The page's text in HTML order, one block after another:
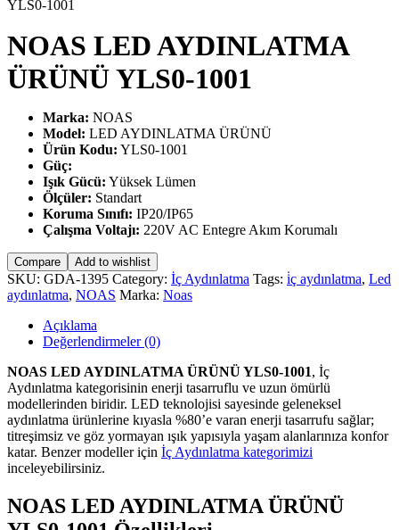
YLS0-1001
NOAS LED AYDINLATMA
ÜRÜNÜ YLS0-1001
Marka: NOAS
Model: LED AYDINLATMA ÜRÜNÜ
Ürün Kodu: YLS0-1001
Güç:
Işık Gücü: Yüksek Lümen
Ölçüler: Standart
Koruma Sınıfı: IP20/IP65
Çalışma Voltajı: 220V AC Entegre Akım Korumalı
Compare Add to wishlist
SKU: GDA-1395 Category: İç Aydınlatma Tags: i̇ç aydınlatma, Led
aydınlatma, NOAS Marka: Noas
Açıklama
Değerlendirmeler (0)
NOAS LED AYDINLATMA ÜRÜNÜ YLS0-1001, İç
Aydınlatma kategorisinin enerji tasarruflu ve uzun ömürlü
modellerinden biridir. LED teknolojisi sayesinde geleneksel
aydınlatma ürünlerine kıyasla %80’e varan enerji tasarrufu sağlar;
titreşimsiz ve göz yormayan ışık yapısıyla yaşam alanlarınıza konfor
katar. Benzer modeller için İç Aydınlatma kategorimizi
inceleyebilirsiniz.
NOAS LED AYDINLATMA ÜRÜNÜ